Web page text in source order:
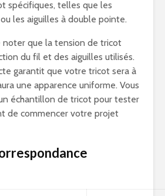
spécifiques, telles que les
les aiguilles à double pointe.
que la tension de tricot
du fil et des aiguilles utilisés.
garantit que votre tricot sera à
une apparence uniforme. Vous
échantillon de tricot pour tester
de commencer votre projet